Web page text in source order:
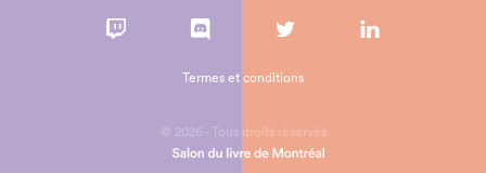
© 2026 - Tous droits réservés
Termes et conditions